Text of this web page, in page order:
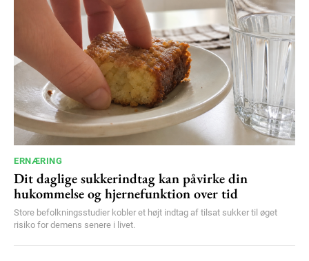
ERNÆRING
Dit daglige sukkerindtag kan påvirke din
hukommelse og hjernefunktion over tid
Store befolkningsstudier kobler et højt indtag af tilsat sukker til øget
risiko for demens senere i livet.